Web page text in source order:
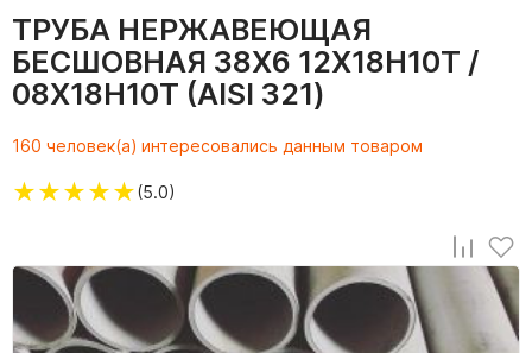
ТРУБА НЕРЖАВЕЮЩАЯ
БЕСШОВНАЯ 38Х6 12Х18Н10Т /
08Х18Н10Т (AISI 321)
160 человек(а) интересовались данным товаром
★★★★★(5.0)